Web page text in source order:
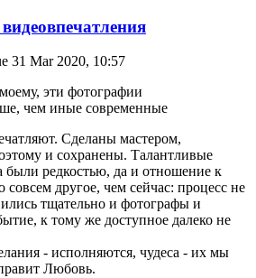
31 Mar 2020, 10:57
эти фотографии
чем иные современные
Сделаны мастером,
и сохранены. Талантливые
были редкостью, да и отношение к
совсем другое, чем сейчас: процесс не
тщательно и фотографы и
к тому же доступное далеко не
- исполняются, чудеса - их мы
Любовь.